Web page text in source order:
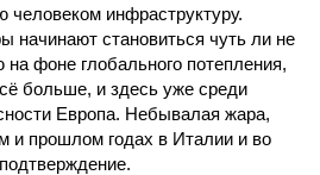
человеком инфраструктуру.
начинают становиться чуть ли не
фоне глобального потепления,
больше, и здесь уже среди
Европа. Небывалая жара,
и прошлом годах в Италии и во